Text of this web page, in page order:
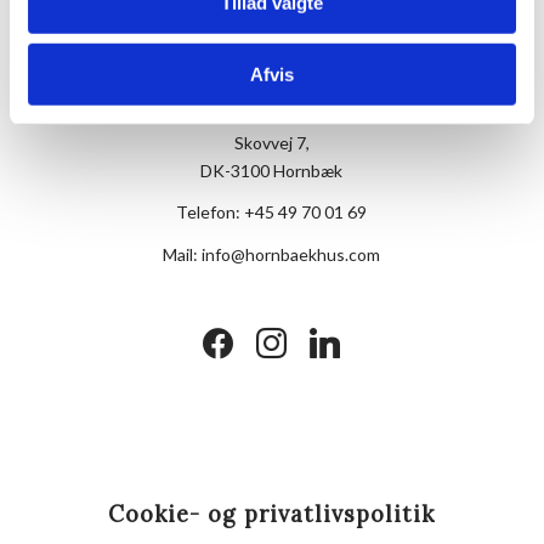
Afvis
Hotel Hornbækhus
Skovvej 7,
DK-3100 Hornbæk
Telefon: +45 49 70 01 69
Mail:info@hornbaekhus.com
facebookinstagramlinkedin
Cookie- og privatlivspolitik